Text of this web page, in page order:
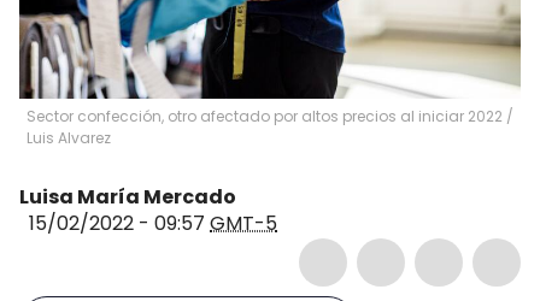
Sector confección, otro afectado por altos precios al iniciar 2022 /
Luis Alvarez
Luisa María Mercado
15/02/2022 - 09:57 GMT-5